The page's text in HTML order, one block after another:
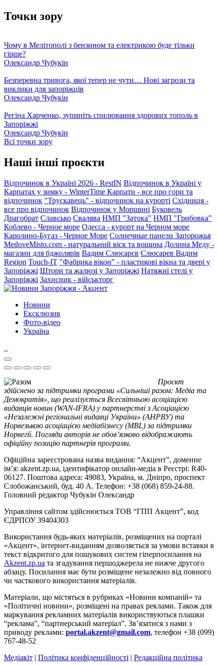
Точки зору
Чому в Мелітополі з бензином та електрикою буде тільки
гірше?
Олександр Чубукін
Безперевна тривога, якої тепер не чути… Нові загрози та
виклики для запоріжців
Олександр Чубукін
Регіна Харченко, зупиніть спилювання здорових тополь в
Запоріжжі
Олександр Чубукін
Всі точки зору
Наші інші проєкти
Відпочинок в Україні 2026 - RestIN Відпочинок в Україні у
Карпатах у зимку - WinterTime Карпати - все про гори та
відпочинок "Трускавець" - відпочинок на курорті Східниця -
все про відпочинок Відпочинок у Моршині Буковель
Драгобрат Славсько Свалява НМП "Затока" НМП "Грибовка"
Коблево - Черное море Одесса - курорт на Черном море
Каролино-Бугаз - Черное Море Солнечные панели Запорожья
MedoveMisto.com - натуральний віск та вощина Долина Меду -
магазин для бджолярів Вадим Слюсарєв Слюсарев Вадим
Region Touch-IT "Фабрика вікон" - пластикові вікна та двері у
Запоріжжі Штори та жалюзі у Запоріжжі Натяжні стелі у
Запоріжжі Захисник - військторг
Новини
Ексклюзив
Фото-відео
Україна
Проєкт
здійснено за підтримки програми «Сильніші разом: Медіа та
Демократія», що реалізується Всесвітньою асоціацією
видавців новин (WAN-IFRA) у партнерстві з Асоціацією
«Незалежні регіональні видавці України» (АНРВУ) та
Норвезькою асоціацією медіабізнесу (MBL) за підтримки
Норвегії. Погляди авторів не обов’язково відображають
офіційну позицію партнерів програми.
Офіційна зареєстрована назва видання: “Акцент”, доменне
ім’я: akzent.zp.ua, ідентифікатор онлайн-медіа в Реєстрі: R40-
06127. Поштова адреса: 49083, Україна, м. Дніпро, проспект
Слобожанський, буд. 40 А. Телефон: +38 (068) 859-24-88.
Головний редактор Чубукін Олександр
Управління сайтом здійснюється ТОВ “ГПП Акцент”, код
ЄДРПОУ 39404303
Використання будь-яких матеріалів, розміщених на порталі
«Акцент», інтернет-виданням дозволяється за умови вставки в
текст відкритого для пошукових систем гіперпосилання на
Akzent.zp.ua та згадування першоджерела не нижче другого
абзацу. Посилання має бути розміщене незалежно від повного
чи часткового використання матеріалів.
Матеріали, що містяться в рубриках «Новини компаній» та
«Політичні новини», розміщені на правах реклами. Також для
маркування рекламних матеріалів використвуються плашки
“реклама”, “партнерський матеріал”. Зв’язатися з нами з
приводу реклами: portal.akzent@gmail.com, телефон +38 (099)
767-48-52
Медіакіт | Політика конфіденційності | Редакційна політика